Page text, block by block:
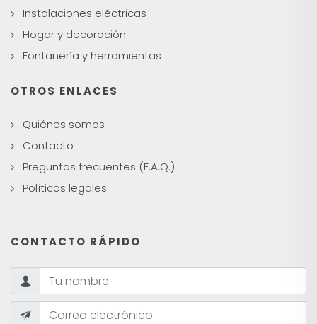
Instalaciones eléctricas
Hogar y decoración
Fontanería y herramientas
OTROS ENLACES
Quiénes somos
Contacto
Preguntas frecuentes (F.A.Q.)
Políticas legales
CONTACTO RÁPIDO